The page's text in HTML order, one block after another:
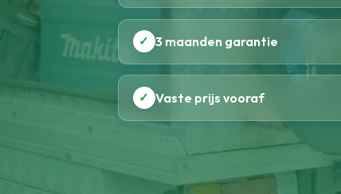
✓ 3 maanden garantie
✓ Vaste prijs vooraf